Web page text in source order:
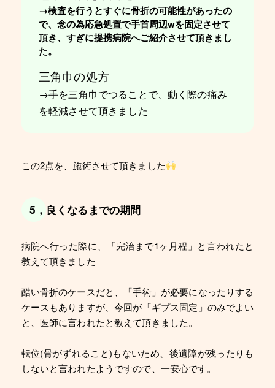
→検査を行うとすぐに骨折の可能性があったの
で、念の為応急処置で手首周辺wを固定させて
頂き、すぎに提携病院へご紹介させて頂きまし
た。
三角巾の処方
→手を三角巾でつることで、動く際の痛み
を軽減させて頂きました
この2点を、施術させて頂きました
5，良くなるまでの期間
病院へ行った際に、「完治まで1ヶ月程」と言われたと
教えて頂きました
酷い骨折のケースだと、「手術」が必要になったりする
ケースもありますが、今回が「ギプス固定」のみでよい
と、医師に言われたと教えて頂きました。
転位(骨がずれること)もないため、後遺障が残ったりも
しないと言われたようですので、一安心です。